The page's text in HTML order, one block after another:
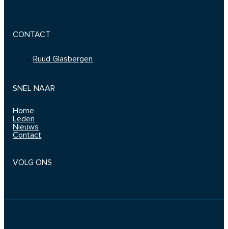
CONTACT
Ruud Glasbergen
SNEL NAAR
Home
Leden
Nieuws
Contact
VOLG ONS